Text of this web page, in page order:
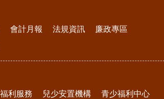
會計月報 法規資訊 廉政專區
利服務 兒少安置機構 青少福利中心